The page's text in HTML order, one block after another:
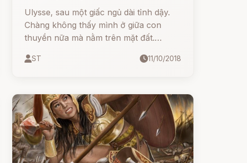
Ulysse, sau một giấc ngủ dài tỉnh dậy.
Chàng không thấy mình ở giữa con
thuyền nữa mà nằm trên mặt đất.
chung quanh.
ST 11/10/2018